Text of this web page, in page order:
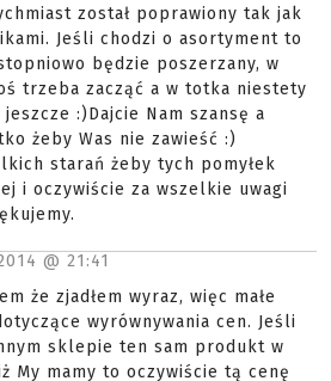
został poprawiony tak jak
Jeśli chodzi o asortyment to
będzie poszerzany, w
trzeba zacząć a w totka niestety
:)Dajcie Nam szansę a
żeby Was nie zawieść :)
starań żeby tych pomyłek
i oczywiście za wszelkie uwagi
@ 21:41
że zjadłem wyraz, więc małe
wyrównywania cen. Jeśli
sklepie ten sam produkt w
My mamy to oczywiście tą cenę